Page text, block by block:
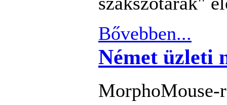
Bővebben...
Német üzleti
MorphoMouse-